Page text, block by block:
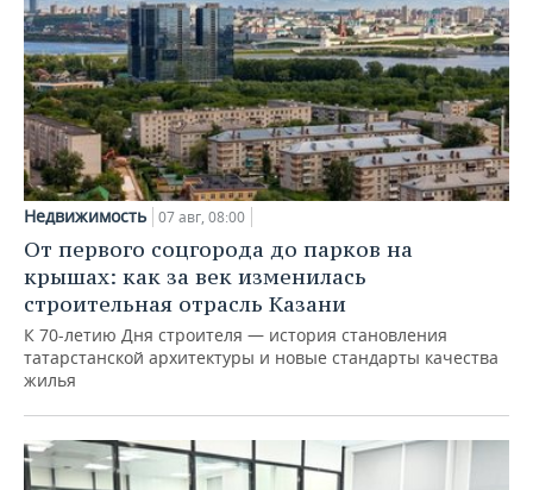
Недвижимость 07 авг, 08:00
От первого соцгорода до парков на
крышах: как за век изменилась
строительная отрасль Казани
К 70-летию Дня строителя — история становления
татарстанской архитектуры и новые стандарты качества
жилья